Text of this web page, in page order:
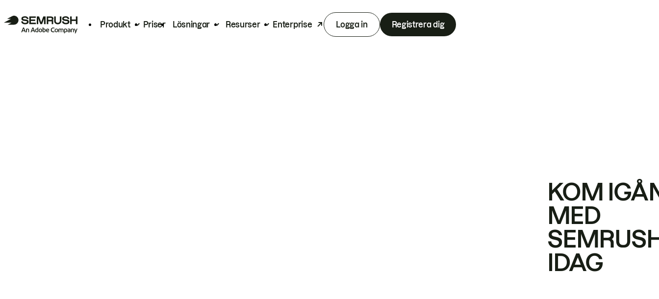
Produkt Priser Lösningar Resurser Enterprise Logga in Registrera dig
KOM
MED
IDAG